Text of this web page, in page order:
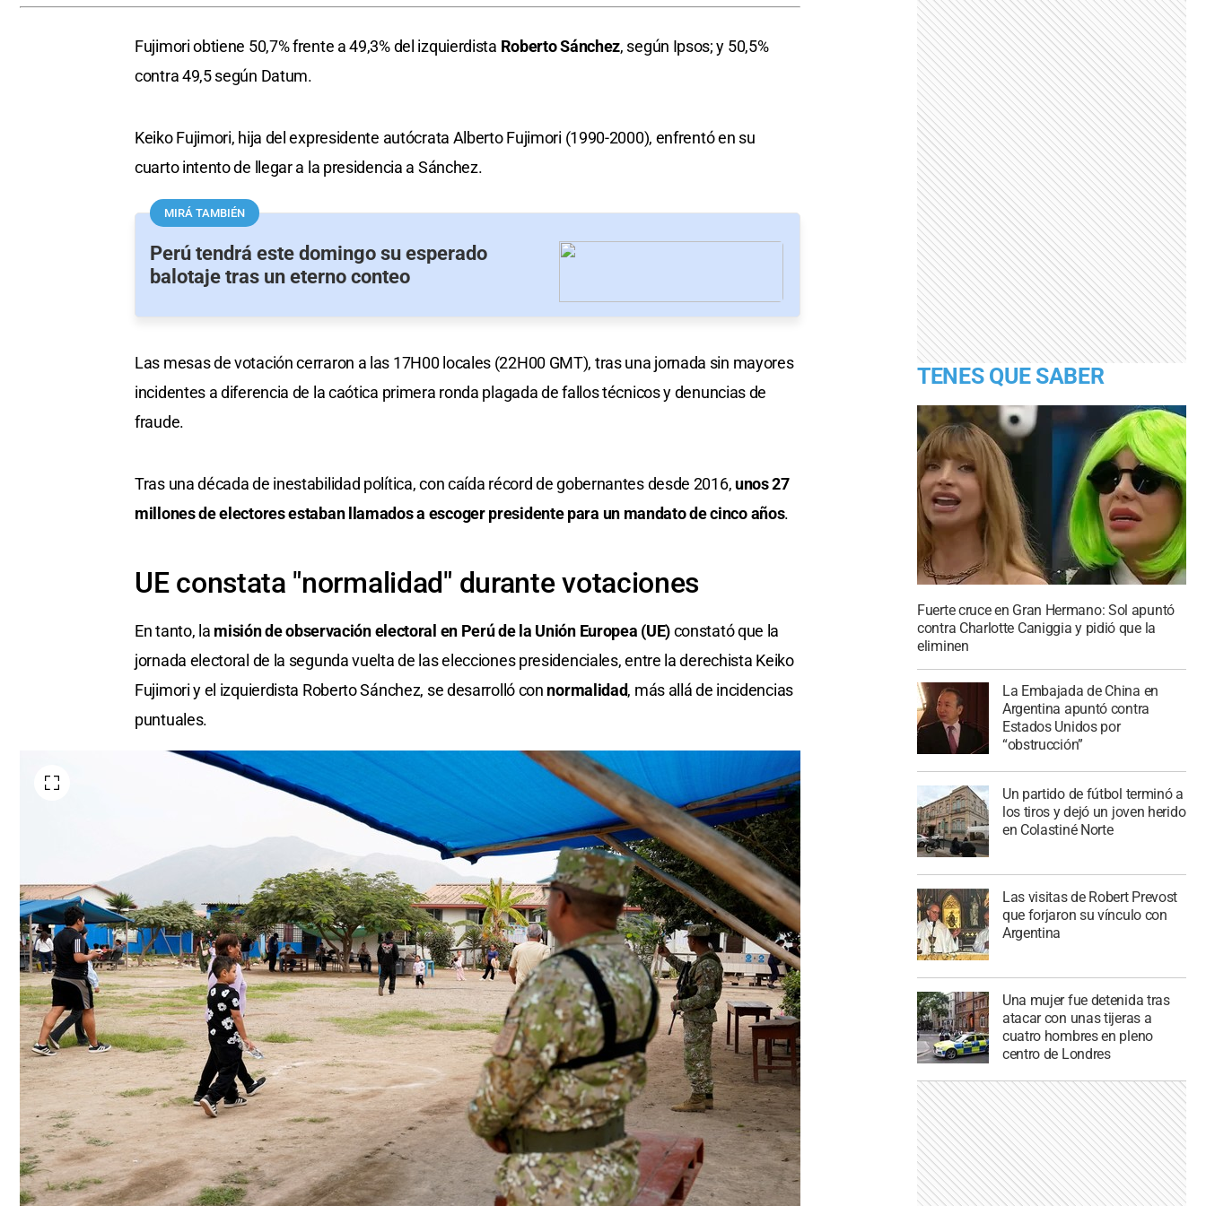
Fujimori obtiene 50,7% frente a 49,3% del izquierdista Roberto Sánchez, según Ipsos; y 50,5%
contra 49,5 según Datum.
Keiko Fujimori, hija del expresidente autócrata Alberto Fujimori (1990-2000), enfrentó en su
cuarto intento de llegar a la presidencia a Sánchez.
MIRÁ TAMBIÉN
Perú tendrá este domingo su esperado
balotaje tras un eterno conteo
Las mesas de votación cerraron a las 17H00 locales (22H00 GMT), tras una jornada sin mayores
incidentes a diferencia de la caótica primera ronda plagada de fallos técnicos y denuncias de
fraude.
Tras una década de inestabilidad política, con caída récord de gobernantes desde 2016, unos 27
millones de electores estaban llamados a escoger presidente para un mandato de cinco años.
UE constata "normalidad" durante votaciones
En tanto, la misión de observación electoral en Perú de la Unión Europea (UE)constató que la
jornada electoral de la segunda vuelta de las elecciones presidenciales, entre la derechista Keiko
Fujimori y el izquierdista Roberto Sánchez, se desarrolló con normalidad, más allá de incidencias
puntuales.
TENES QUE SABER
Fuerte cruce en Gran Hermano: Sol apuntó
contra Charlotte Caniggia y pidió que la
eliminen
La Embajada de China en
Argentina apuntó contra
Estados Unidos por
“obstrucción”
Un partido de fútbol terminó a
los tiros y dejó un joven herido
en Colastiné Norte
Las visitas de Robert Prevost
que forjaron su vínculo con
Argentina
Una mujer fue detenida tras
atacar con unas tijeras a
cuatro hombres en pleno
centro de Londres